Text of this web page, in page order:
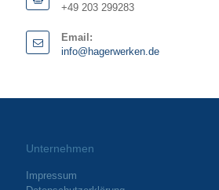
+49 203 299283
Email:
info@hagerwerken.de
Unternehmen
Impressum